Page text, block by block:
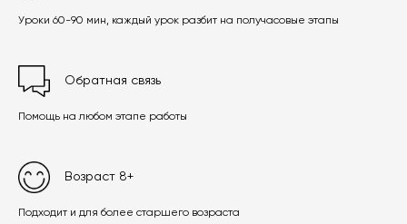
Уроки 60-90 мин, каждый урок разбит на получасовые этапы
Обратная связь
Помощь на любом этапе работы
Возраст 8+
Подходит и для более старшего возраста